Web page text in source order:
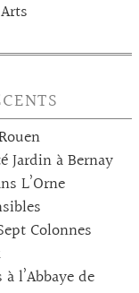
Jardin à Bernay
L’Orne
Colonnes
l’Abbaye de